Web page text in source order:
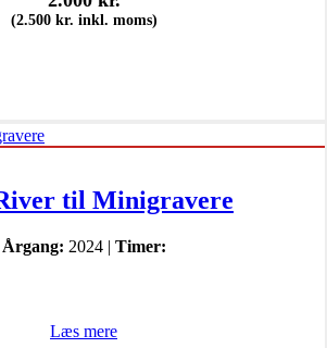
(2.500 kr. inkl. moms)
til Minigravere
Årgang: 2024 | Timer:
Læs mere